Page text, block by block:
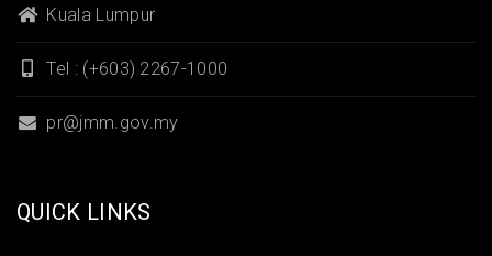
Kuala Lumpur
Tel : (+603) 2267-1000
pr@jmm.gov.my
QUICK LINKS